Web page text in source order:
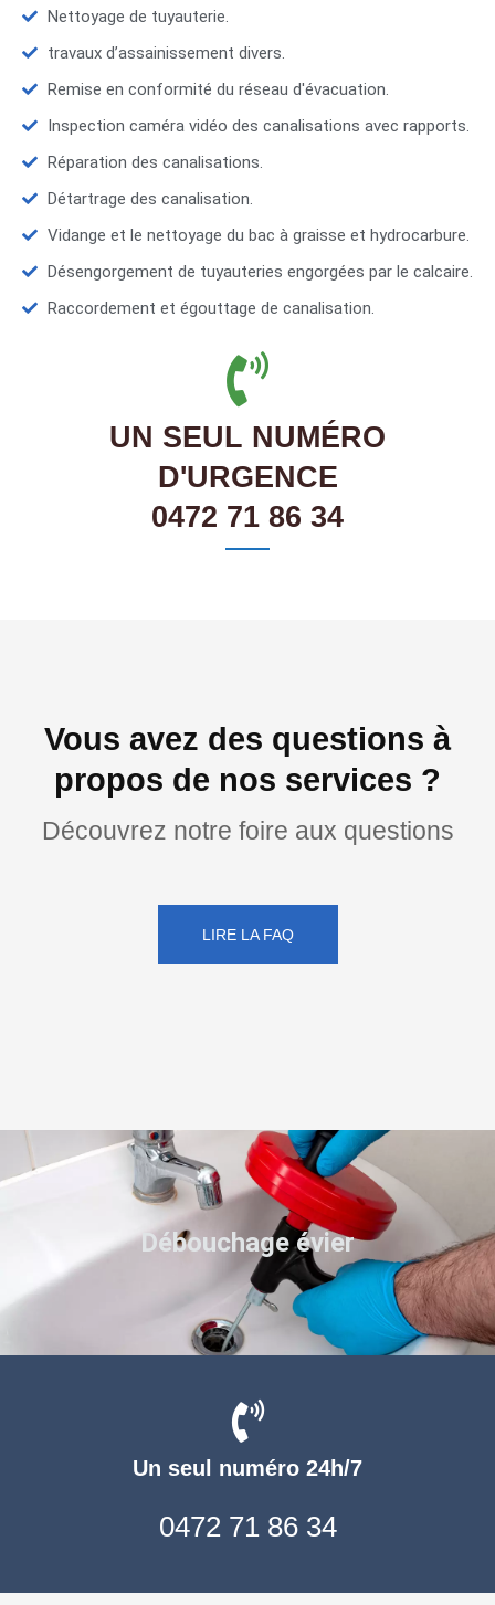
Nettoyage de tuyauterie.
travaux d’assainissement divers.
Remise en conformité du réseau d'évacuation.
Inspection caméra vidéo des canalisations avec rapports.
Réparation des canalisations.
Détartrage des canalisation.
Vidange et le nettoyage du bac à graisse et hydrocarbure.
Désengorgement de tuyauteries engorgées par le calcaire.
Raccordement et égouttage de canalisation.
UN SEUL NUMÉRO
D'URGENCE
0472 71 86 34
Vous avez des questions à
propos de nos services ?
Découvrez notre foire aux questions
LIRE LA FAQ
Un seul numéro 24h/7
0472 71 86 34
Débouchage évier